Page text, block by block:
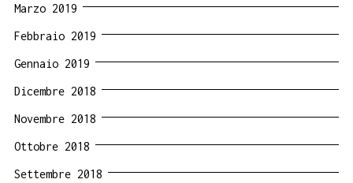
Marzo 2019
Febbraio 2019
Gennaio 2019
Dicembre 2018
Novembre 2018
Ottobre 2018
Settembre 2018